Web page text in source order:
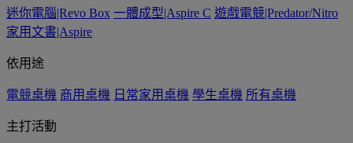
迷你電腦|Revo Box 一體成型|Aspire C 遊戲電競|Predator/Nitro
家用文書|Aspire
依用途
電競桌機 商用桌機 日常家用桌機 學生桌機 所有桌機
主打活動